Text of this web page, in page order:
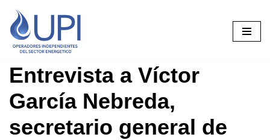
Saltar
al
Entrevista a Víctor
García Nebreda,
secretario general de